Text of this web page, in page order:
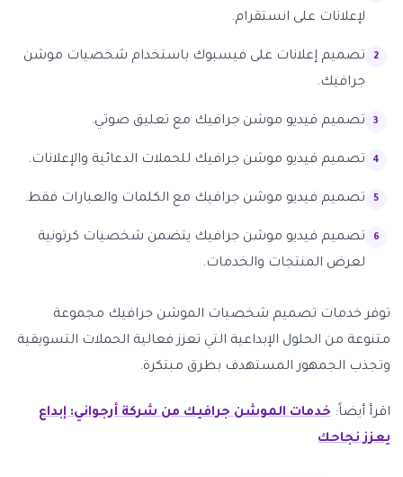
لإعلانات على انستقرام.
تصميم إعلانات على فيسبوك باستخدام شخصيات موشن
جرافيك.
تصميم فيديو موشن جرافيك مع تعليق صوتي.
تصميم فيديو موشن جرافيك للحملات الدعائية والإعلانات.
تصميم فيديو موشن جرافيك مع الكلمات والعبارات فقط.
تصميم فيديو موشن جرافيك يتضمن شخصيات كرتونية
لعرض المنتجات والخدمات.
توفر خدمات تصميم شخصيات الموشن جرافيك مجموعة
متنوعة من الحلول الإبداعية التي تعزز فعالية الحملات التسويقية
وتجذب الجمهور المستهدف بطرق مبتكرة.
اقرأ أيضاً: خدمات الموشن جرافيك من شركة أرجواني: إبداع
يعزز نجاحك